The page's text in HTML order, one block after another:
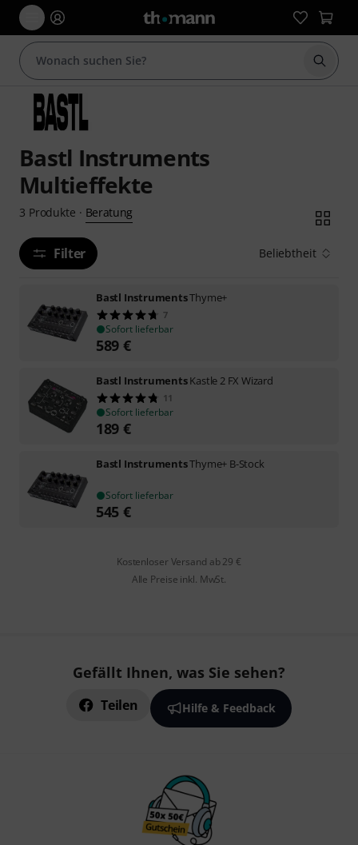
Suche
Bastl Instruments
Multieffekte
3 Produkte · Beratung
Filter Beliebtheit
Bastl InstrumentsThyme+
7
Sofort lieferbar
589 €
Bastl InstrumentsKastle 2 FX Wizard
11
Sofort lieferbar
189 €
Bastl InstrumentsThyme+ B-Stock
Sofort lieferbar
545 €
Kostenloser Versand ab 29 €
Alle Preise inkl. MwSt.
Gefällt Ihnen, was Sie sehen?
Teilen Hilfe & Feedback